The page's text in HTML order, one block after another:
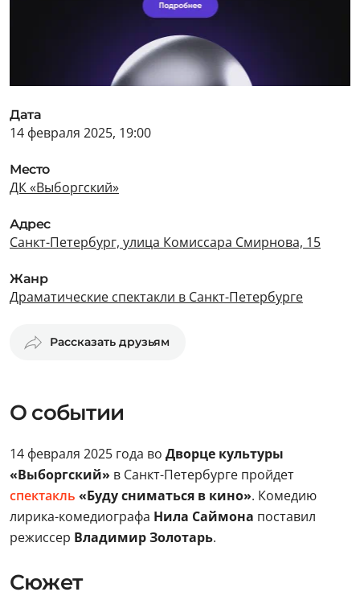
Дата
14 февраля 2025, 19:00
Место
ДК «Выборгский»
Адрес
Санкт-Петербург, улица Комиссара Смирнова, 15
Жанр
Драматические спектакли в Санкт-Петербурге
Рассказать друзьям
О событии
14 февраля 2025 года во Дворце культуры
«Выборгский» в Санкт-Петербурге пройдет
спектакль «Буду сниматься в кино». Комедию
лирика-комедиографа Нила Саймона поставил
режиссер Владимир Золотарь.
Сюжет